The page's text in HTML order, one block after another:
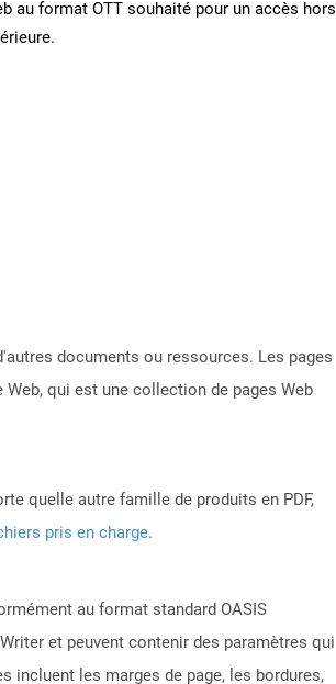
au format OTT souhaité pour un accès hors
documents ou ressources. Les pages
qui est une collection de pages Web
quelle autre famille de produits en PDF,
pris en charge.
au format standard OASIS
et peuvent contenir des paramètres qui
incluent les marges de page, les bordures,